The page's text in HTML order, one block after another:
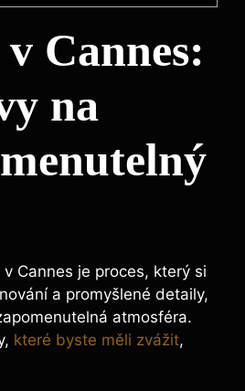
Cannes:
na
Cannes je proces, který si
a promyšlené detaily,
atmosféra.
které byste měli zvážit,